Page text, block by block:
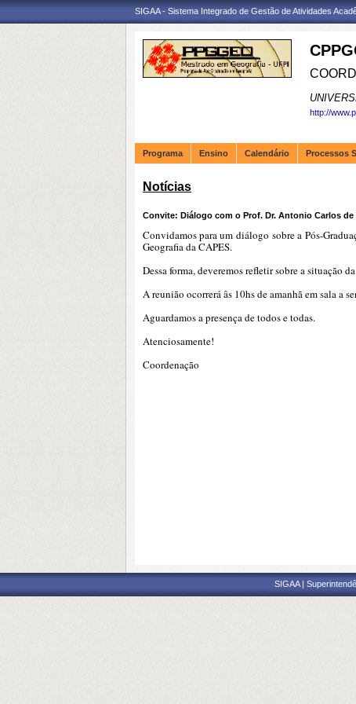
SIGAA - Sistema Integrado de Gestão de Atividades
http://
Programa Ensino Calendário Processos
Notícias
Convite: Diálogo com o Prof. Dr. Antonio Carlos
Convidamos para um diálogo sobre a Pós-
Geografia da CAPES.
Dessa forma, deveremos refletir sobre a situação
A reunião ocorrerá âs 10hs de amanhã em sala a
Aguardamos a presença de todos e todas.
Atenciosamente!
Coordenação
SIGAA |